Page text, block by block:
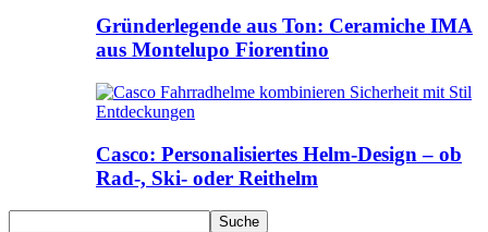
Gründerlegende aus Ton: Ceramiche IMA
aus Montelupo Fiorentino
Entdeckungen
Casco: Personalisiertes Helm-Design – ob
Rad-, Ski- oder Reithelm